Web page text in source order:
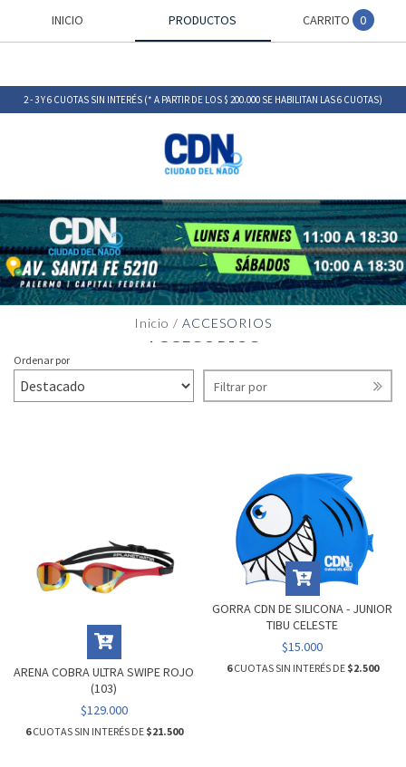
INICIO PRODUCTOS CARRITO 0
2 - 3 Y 6 CUOTAS SIN INTERÉS (* A PARTIR DE LOS $ 200.000 SE HABILITAN LAS 6 CUOTAS)
Inicio / ACCESORIOS
ACCESORIOS
Ordenar por
Filtrar por
ARENA COBRA ULTRA SWIPE ROJO
(103)
$129.000
6CUOTAS SIN INTERÉS DE $21.500
GORRA CDN DE SILICONA - JUNIOR
TIBU CELESTE
$15.000
6CUOTAS SIN INTERÉS DE $2.500